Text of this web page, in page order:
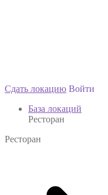
Сдать локацию Войти
База локаций
Ресторан
Ресторан